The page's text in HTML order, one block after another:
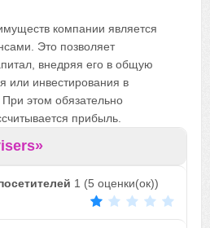
компании является
Это позволяет
внедряя его в общую
или инвестирования в
этом обязательно
прибыль.
1 (5 оценки(ок))